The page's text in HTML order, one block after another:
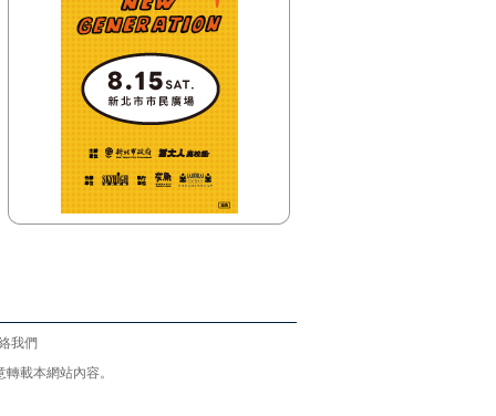
我們
載本網站內容。